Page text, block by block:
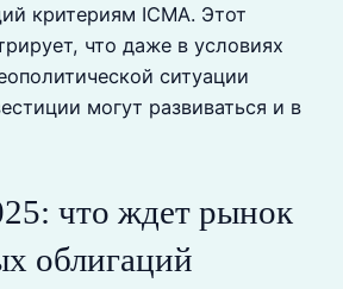
критериям ICMA. Этот
что даже в условиях
ситуации
могут развиваться и в
что ждет рынок
облигаций